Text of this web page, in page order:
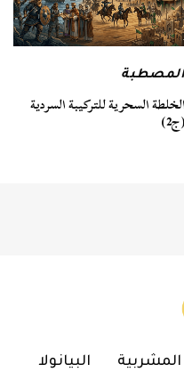
الخلطة السحرية للتركيبة السردية
(ج2)
المشربية البيانولا